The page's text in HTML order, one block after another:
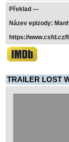
Překlad ---
Název epizody:
https://
TRAILER LOST